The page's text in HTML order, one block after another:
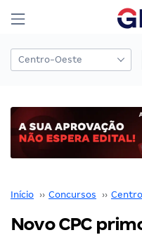
Início ›› Concursos ››
Novo CPC